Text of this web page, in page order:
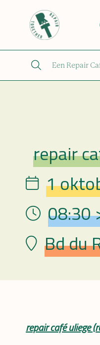
Repair Café
repair
Date 1
Hour 08:30
PlaatsBd du
repair café uliege